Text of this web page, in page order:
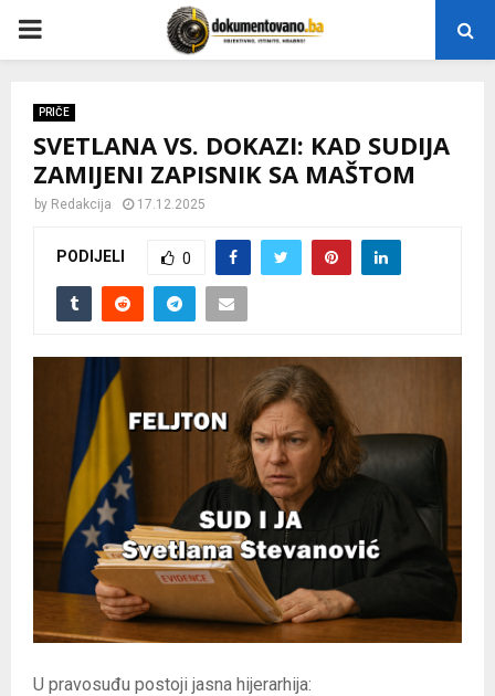
P
M
U
PRIČE
SVETLANA VS. DOKAZI: KAD SUDIJA
ZAMIJENI ZAPISNIK SA MAŠTOM
by Redakcija 17.12.2025
PODIJELI 0
U pravosuđu postoji jasna hijerarhija: